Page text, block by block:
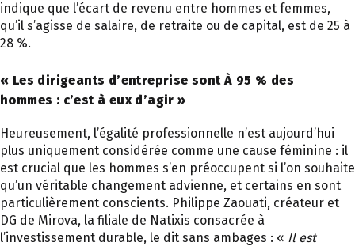
indique que l’écart de revenu entre hommes et femmes,
qu’il s’agisse de salaire, de retraite ou de capital, est de 25 à
28 %.
« Les dirigeants d’entreprise sont À 95 % des
hommes : c’est à eux d’agir »
Heureusement, l’égalité professionnelle n’est aujourd’hui
plus uniquement considérée comme une cause féminine : il
est crucial que les hommes s’en préoccupent si l’on souhaite
qu’un véritable changement advienne, et certains en sont
particulièrement conscients. Philippe Zaouati, créateur et
DG de Mirova, la filiale de Natixis consacrée à
l’investissement durable, le dit sans ambages : « Il est